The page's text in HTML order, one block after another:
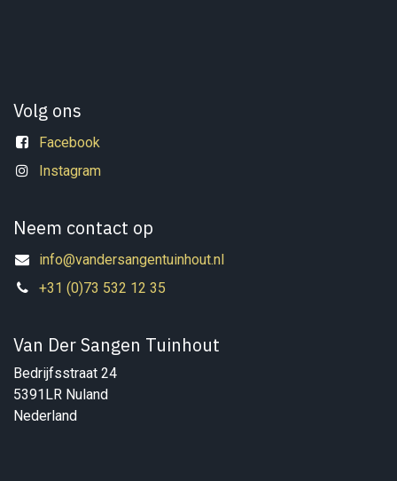
Volg ons
Facebook
Instagram
Neem contact op
info@vandersangentuinhout.nl
+31 (0)73 532 12 35
Van Der Sangen Tuinhout
Bedrijfsstraat 24
5391LR Nuland
Nederland